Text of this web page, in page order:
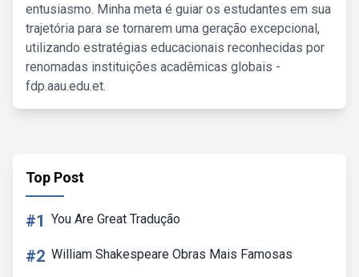
entusiasmo. Minha meta é guiar os estudantes em sua
trajetória para se tornarem uma geração excepcional,
utilizando estratégias educacionais reconhecidas por
renomadas instituições acadêmicas globais -
fdp.aau.edu.et.
Top Post
#1 You Are Great Tradução
#2 William Shakespeare Obras Mais Famosas